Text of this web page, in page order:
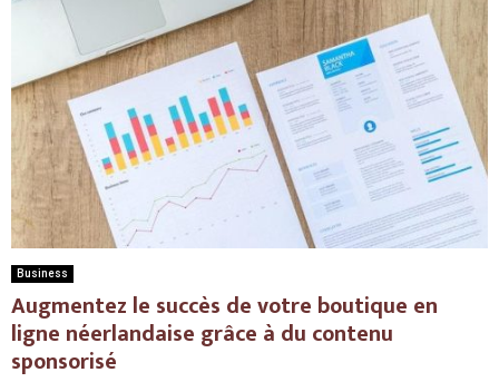
Business
Augmentez le succès de votre boutique en
ligne néerlandaise grâce à du contenu
sponsorisé